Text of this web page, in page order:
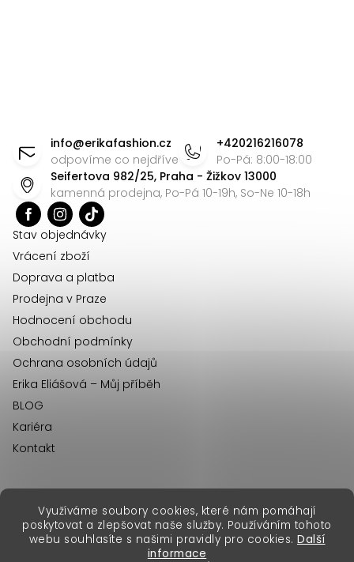
Využíváme soubory cookies, které nám pomáhají
poskytovat a zlepšovat naše služby. Používáním tohoto
webu souhlasíte s našimi pravidly pro cookies. Další
informace
info@erikafashion.cz
odpovíme co nejdříve
+420216216078
Po-Pá: 8:00-18:00
Seifertova 982/25, Praha - Žižkov 13000
kamenná prodejna, Po-Pá 10-19h, So-Ne 10-18h
Stav objednávky
Vrácení zboží
Doprava a platba
Prodejna v Praze
Hodnocení obchodu
Obchodní podmínky
Ochrana osobních údajů
Erika Eliášová – Můj příběh
BLOG
Kariéra
Kontakt
Vytvořil Shoptet Premium
Copyright 2026Erika Fashion. Všechna práva vyhrazena.
erikafashion.sk